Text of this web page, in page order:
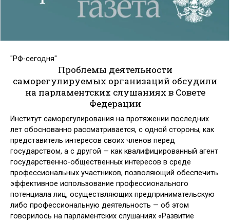
"РФ-сегодня"
Проблемы деятельности
саморегулируемых организаций обсудили
на парламентских слушаниях в Совете
Федерации
Институт саморегулирования на протяжении последних
лет обоснованно рассматривается, с одной стороны, как
представитель интересов своих членов перед
государством, а с другой — как квалифицированный агент
государственно-общественных интересов в среде
профессиональных участников, позволяющий обеспечить
эффективное использование профессионального
потенциала лиц, осуществляющих предпринимательскую
либо профессиональную деятельность — об этом
говорилось на парламентских слушаниях «Развитие